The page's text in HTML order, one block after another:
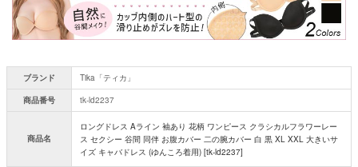
ブランド
Tika「ティカ」
商品番号
tk-ld2237
商品名
ロングドレス Aライン 袖あり 花柄 ワンピース クラシカルフラワーレー
ス セクシー 谷間 同伴 お腹カバー 二の腕カバー 白 黒 XL XXL 大きいサ
イズ キャバドレス (ゆんころ着用) [tk-ld2237]